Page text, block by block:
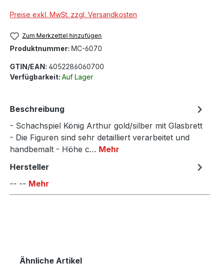
Preise exkl. MwSt. zzgl. Versandkosten
Zum Merkzettel hinzufügen
Produktnummer: MC-6070
GTIN/EAN: 4052286060700
Verfügbarkeit: Auf Lager
Beschreibung
- Schachspiel König Arthur gold/silber mit Glasbrett
- Die Figuren sind sehr detailliert verarbeitet und
handbemalt - Höhe c… Mehr
Hersteller
-- -- Mehr
Produktgalerie überspringen
Ähnliche Artikel